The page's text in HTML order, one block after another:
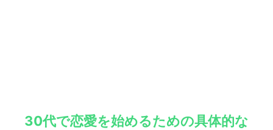
30代で恋愛を始めるための具体的な